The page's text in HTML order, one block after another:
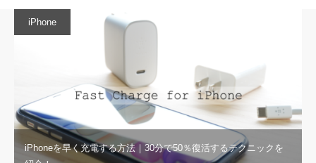
iPhone
iPhoneを早く充電する方法｜30分で50％復活するテクニックを